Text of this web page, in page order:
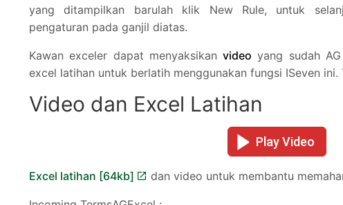
yang ditampilkan barulah klik New Rule, untuk
pengaturan pada ganjil diatas.
Kawan exceler dapat menyaksikanvideo yang sudah
excel latihan untuk berlatih menggunakan fungsi ISeven ini.
Video dan Excel Latihan
Play Video
Excel latihan [64kb] dan video untuk membantu